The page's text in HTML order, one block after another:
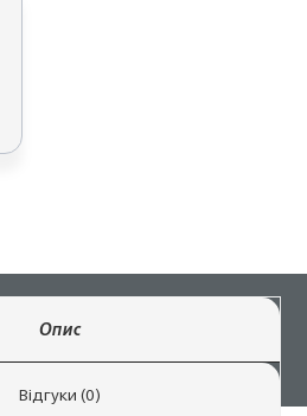
Опис
Відгуки (0)